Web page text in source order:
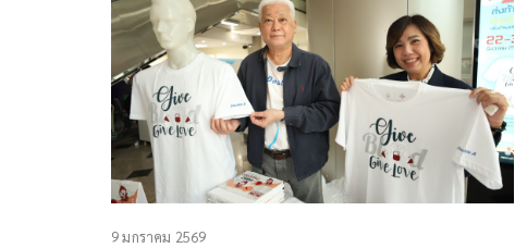
นำใส่ใจสิ่งแวดล้อม ด้วยระบบบริหารจัดการตาม
มาตรฐานคุณภาพ ISO 9001 และการจัดการด้านสิ่ง
แวดล้อม ISO 14001 รวมทั้งได้รับรองอุตสาหกรรมสีเขียว
(Green Industry) ของกระทรวงอุตสาหกรรม
9 มกราคม 2569